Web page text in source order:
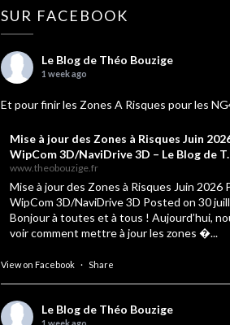
SUR FACEBOOK
Le Blog de Théo Bouzige
1 week ago
Et pour finir les Zones A Risques pour les
Mise à jour des Zones à Risques Juin
WipCom 3D/NaviDrive 3D – Le Blog de
www.theobouzige.fr
Mise à jour des Zones à Risques Juin 2026
WipCom 3D/NaviDrive 3D Posted on 30
Bonjour à toutes et à tous ! Aujourd’hui,
voir comment mettre à jour les zones �...
View on Facebook · Share
Le Blog de Théo Bouzige